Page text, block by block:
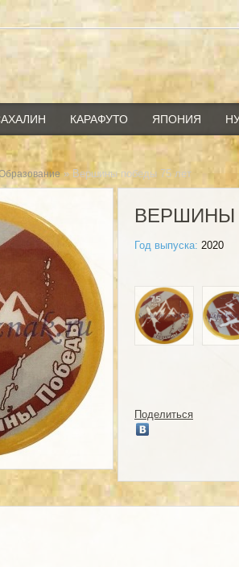
КАРАФУТО ЯПОНИЯ
» Вершины победы 75 лет
ВЕРШИНЫ
Год выпуска: 2020
Поделиться